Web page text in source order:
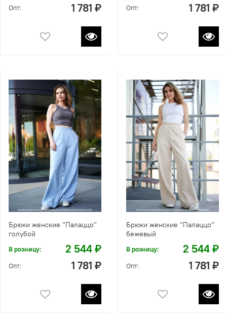
Опт: 1 781 ₽ Опт: 1 781 ₽
Брюки женские "Палаццо"
голубой
В розницу: 2 544 ₽
Опт: 1 781 ₽
Брюки женские "Палаццо"
бежевый
В розницу: 2 544 ₽
Опт: 1 781 ₽